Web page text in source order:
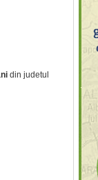
din judetul